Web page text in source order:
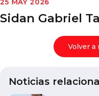
LigaFan
25 MAY 2026
Sidan Gabriel
Volver a
Noticias